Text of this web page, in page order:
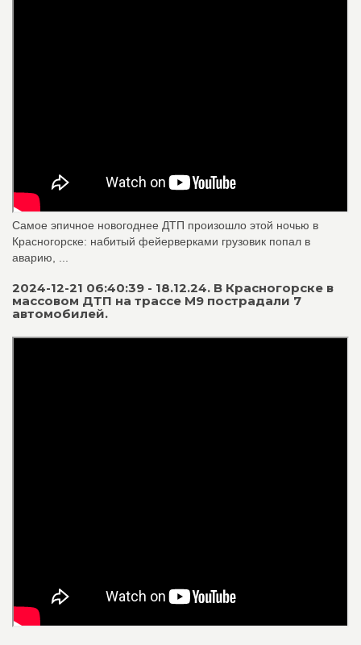
Самое эпичное новогоднее ДТП произошло этой ночью в
Красногорске: набитый фейерверками грузовик попал в
аварию, ...
2024-12-21 06:40:39 - 18.12.24. В Красногорске в
массовом ДТП на трассе М9 пострадали 7
автомобилей.